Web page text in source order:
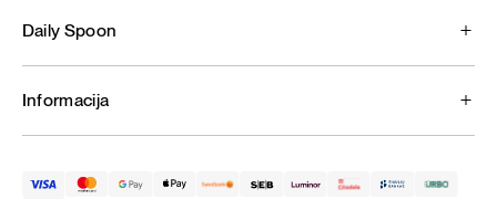
Daily Spoon
Informacija